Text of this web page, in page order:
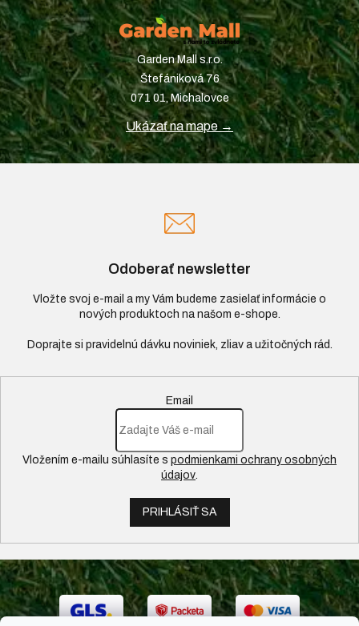
Garden Mall s.r.o.
Štefániková 76
071 01, Michalovce
Ukázať na mape →
Odoberať newsletter
Vložte svoj e-mail a my Vám budeme zasielať informácie o
nových produktoch na našom e-shope.
Email
Vložením e-mailu súhlasíte s podmienkami ochrany osobných
údajov
PRIHLÁSIŤ SA